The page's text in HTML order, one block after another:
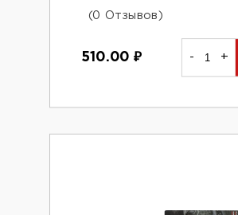
(0 Отзывов)
510.00 ₽ - +